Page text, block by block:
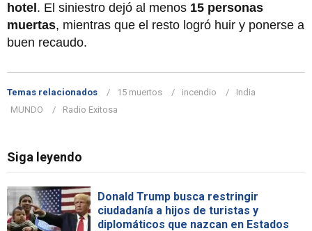
hotel . El siniestro dejó al menos 15 personas
muertas, mientras que el resto logró huir y ponerse a
buen recaudo.
Temas relacionados 15 muertos incendio
India
MUNDO
Radio Exitosa
Siga leyendo
Donald Trump busca restringir
ciudadanía a hijos de turistas y
diplomáticos que nazcan en Estados